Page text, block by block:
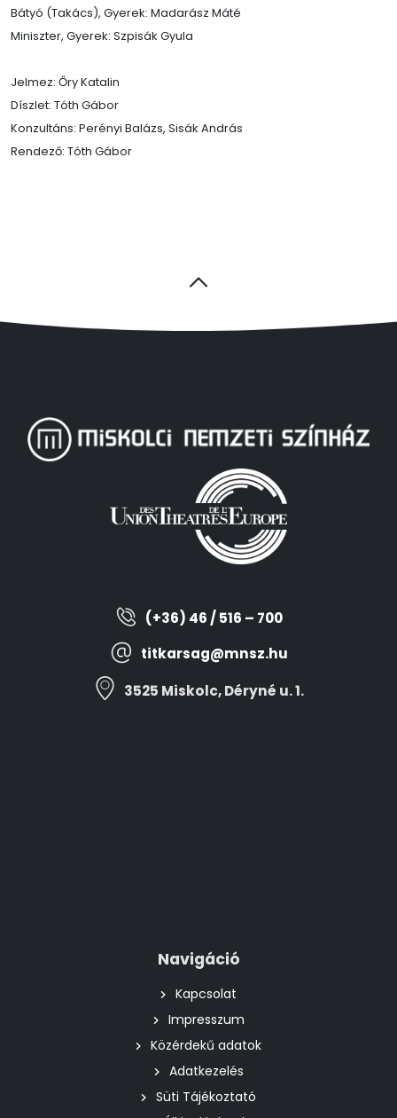
Bátyó (Takács), Gyerek: Madarász Máté
Miniszter, Gyerek: Szpisák Gyula
Jelmez: Őry Katalin
Díszlet: Tóth Gábor
Konzultáns: Perényi Balázs, Sisák András
Rendező: Tóth Gábor
(+36) 46 / 516 – 700
titkarsag@mnsz.hu
3525 Miskolc, Déryné u. 1.
Navigáció
Kapcsolat
Impresszum
Közérdekű adatok
Adatkezelés
Süti Tájékoztató